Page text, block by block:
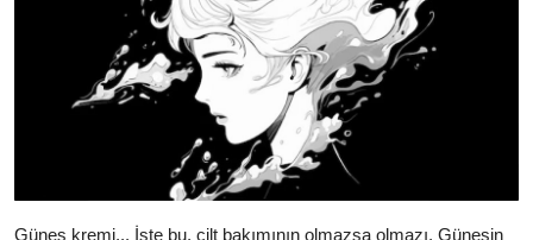
Güneş kremi... İşte bu, cilt bakımının olmazsa olmazı. Güneşin